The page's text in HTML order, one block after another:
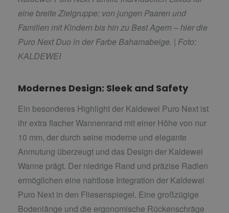
eine breite Zielgruppe: von jungen Paaren und
Familien mit Kindern bis hin zu Best Agern – hier die
Puro Next Duo in der Farbe Bahamabeige. | Foto:
KALDEWEI
Modernes Design: Sleek and Safety
Ein besonderes Highlight der Kaldewei Puro Next ist
ihr extra flacher Wannenrand mit einer Höhe von nur
10 mm, der durch seine moderne und elegante
Anmutung überzeugt und das Design der Kaldewei
Wanne prägt. Der niedrige Rand und präzise Radien
ermöglichen eine nahtlose Integration der Kaldewei
Puro Next in den Fliesenspiegel. Eine großzügige
Bodenlänge und die ergonomische Rückenschräge